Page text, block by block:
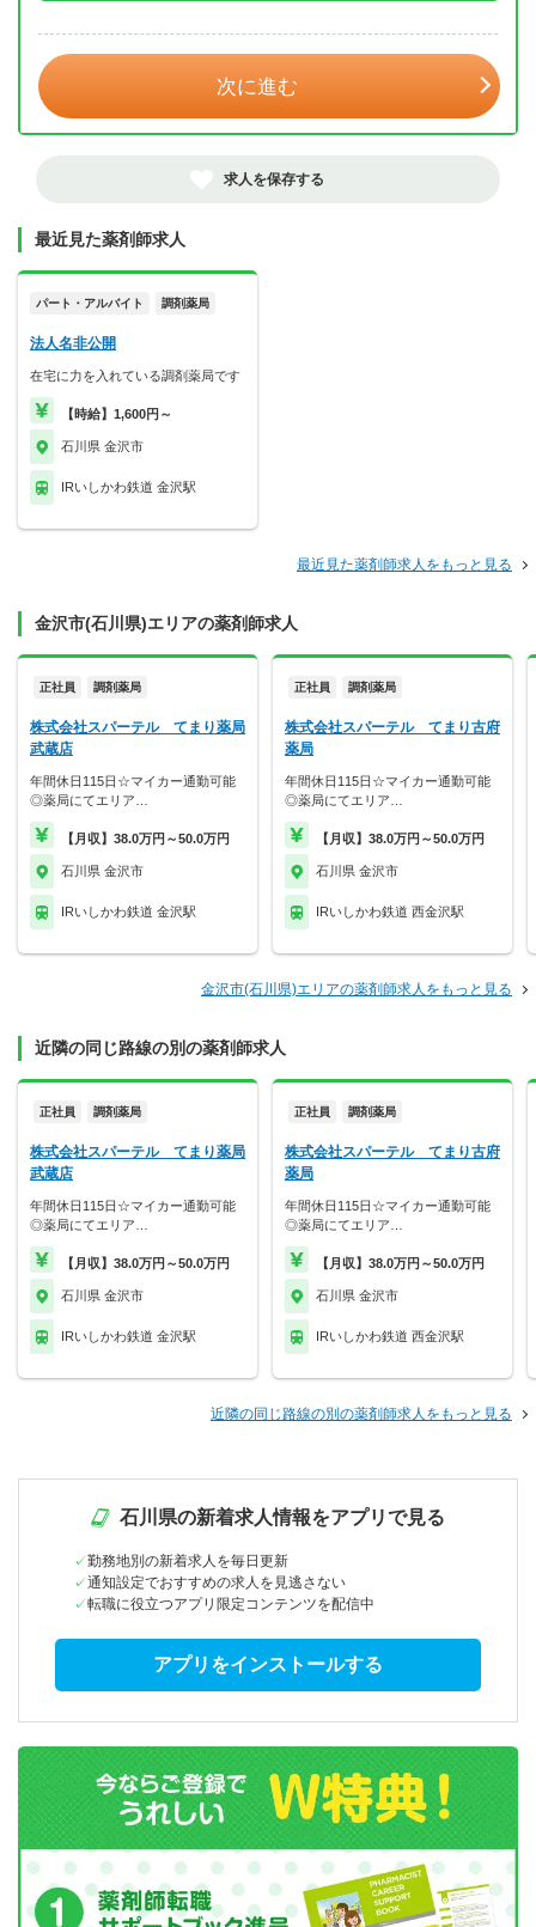
次に進む
求人を保存する
最近見た薬剤師求人
パート・アルバイト 調剤薬局
法人名非公開
在宅に力を入れている調剤薬局です
【時給】1,600円～
石川県 金沢市
IRいしかわ鉄道 金沢駅
最近見た薬剤師求人をもっと見る
金沢市(石川県)エリアの薬剤師求人
正社員 調剤薬局
株式会社スパーテル てまり薬局
武蔵店
年間休日115日☆マイカー通勤可能
◎薬局にてエリア…
【月収】38.0万円～50.0万円
石川県 金沢市
IRいしかわ鉄道 金沢駅
正社員 調剤薬局
株式会社スパーテル てまり古府
薬局
年間休日115日☆マイカー通勤可能
◎薬局にてエリア…
【月収】38.0万円～50.0万円
石川県 金沢市
IRいしかわ鉄道 西金沢駅
金沢市(石川県)エリアの薬剤師求人をもっと見る
近隣の同じ路線の別の薬剤師求人
正社員 調剤薬局
株式会社スパーテル てまり薬局
武蔵店
年間休日115日☆マイカー通勤可能
◎薬局にてエリア…
【月収】38.0万円～50.0万円
石川県 金沢市
IRいしかわ鉄道 金沢駅
正社員 調剤薬局
株式会社スパーテル てまり古府
薬局
年間休日115日☆マイカー通勤可能
◎薬局にてエリア…
【月収】38.0万円～50.0万円
石川県 金沢市
IRいしかわ鉄道 西金沢駅
近隣の同じ路線の別の薬剤師求人をもっと見る
石川県の新着求人情報をアプリで見る
勤務地別の新着求人を毎日更新
通知設定でおすすめの求人を見逃さない
転職に役立つアプリ限定コンテンツを配信中
アプリをインストールする